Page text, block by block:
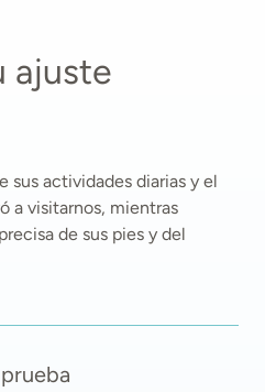
ajuste
sus actividades diarias y el
a visitarnos, mientras
de sus pies y del